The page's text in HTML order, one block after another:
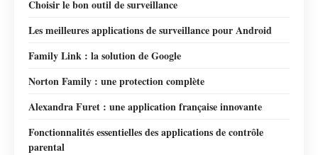
Choisir le bon outil de surveillance
Les meilleures applications de surveillance pour Android
Family Link : la solution de Google
Norton Family : une protection complète
Alexandra Furet : une application française innovante
Fonctionnalités essentielles des applications de contrôle
parental